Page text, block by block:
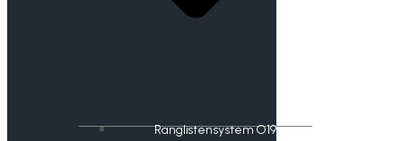
Ranglistensystem O19